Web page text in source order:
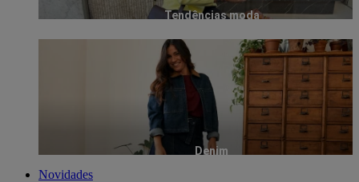
Tendências moda
Denim
Novidades